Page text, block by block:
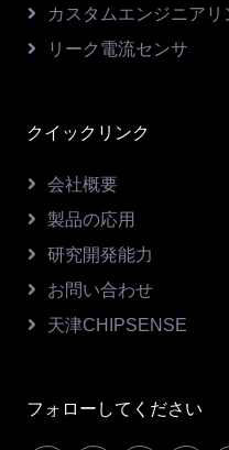
カスタムエンジニア
リーク電流センサ
クイックリンク
会社概要
製品の応用
研究開発能力
お問い合わせ
天津CHIPSENSE
フォローしてください